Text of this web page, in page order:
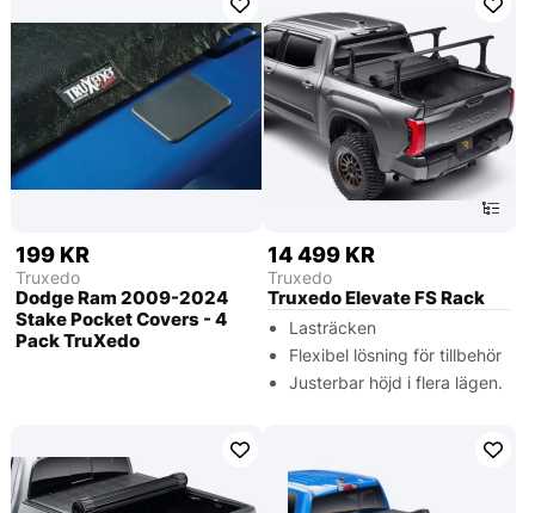
199 KR
Truxedo
Dodge Ram 2009-2024
Stake Pocket Covers - 4
Pack TruXedo
14 499 KR
Truxedo
Truxedo Elevate FS Rack
Lasträcken
Flexibel lösning för tillbehör
Justerbar höjd i flera lägen.